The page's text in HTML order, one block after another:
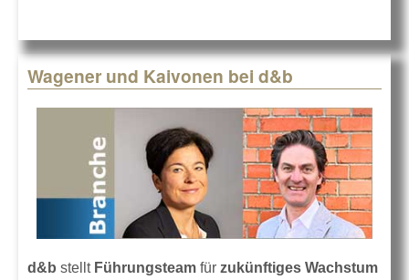
Wagener und Kaivonen bei d&b
d&b stellt Führungsteam für zukünftiges Wachstum